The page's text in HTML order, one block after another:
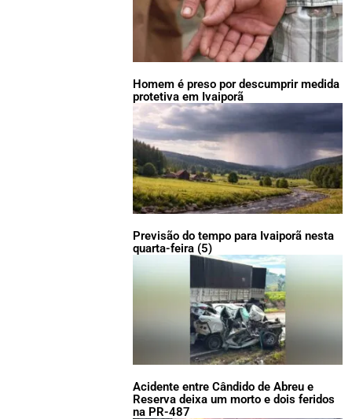
Homem é preso por descumprir medida
protetiva em Ivaiporã
Previsão do tempo para Ivaiporã nesta
quarta-feira (5)
Acidente entre Cândido de Abreu e
Reserva deixa um morto e dois feridos
na PR-487